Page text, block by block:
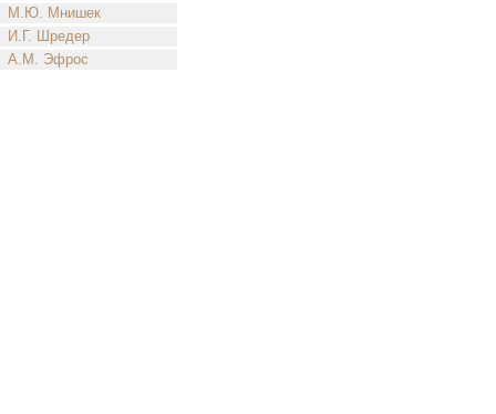
М.Ю. Мнишек
И.Г. Шредер
А.М. Эфрос